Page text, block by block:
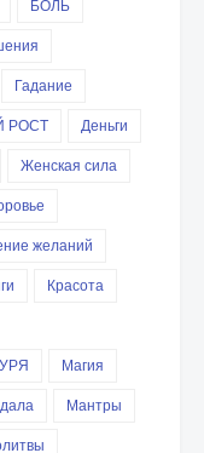
БОЛЬ
Гадание
РОСТ
Деньги
Женская сила
желаний
Красота
Магия
Мантры